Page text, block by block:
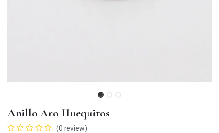
Anillo Aro Huequitos
(0 review)